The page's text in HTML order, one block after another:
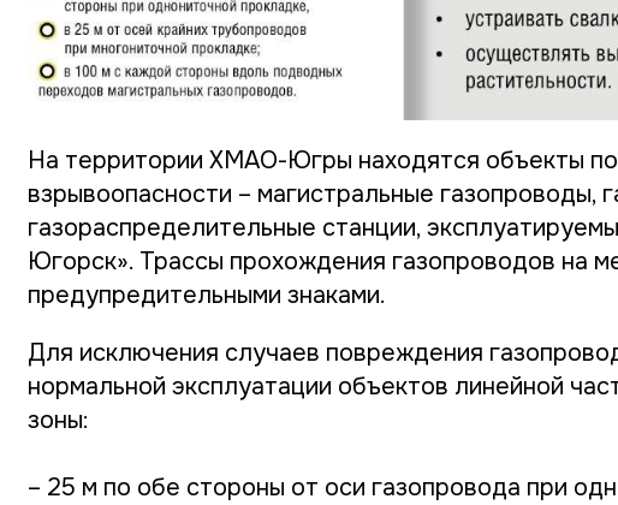
На территории ХМАО-Югры находятся объекты
взрывоопасности – магистральные газопроводы,
газораспределительные станции,
Югорск». Трассы прохождения газопроводов на
предупредительными знаками.
Для исключения случаев повреждения
нормальной эксплуатации объектов линейной
зоны:
– 25 м по обе стороны от оси газопровода при